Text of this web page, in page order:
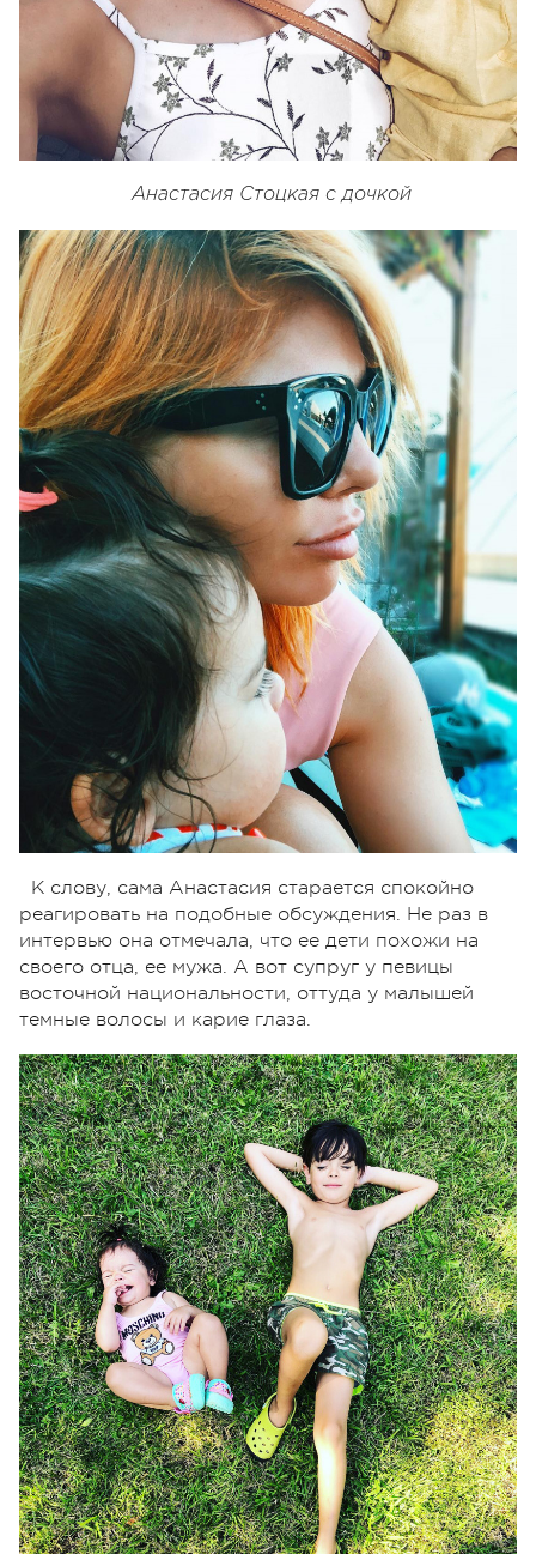
Анастасия Стоцкая с дочкой
К слову, сама Анастасия старается спокойно
реагировать на подобные обсуждения. Не раз в
интервью она отмечала, что ее дети похожи на
своего отца, ее мужа. А вот супруг у певицы
восточной национальности, оттуда у малышей
темные волосы и карие глаза.